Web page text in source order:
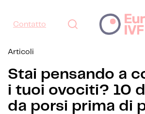
Contatto
Articoli
Stai pensando a
i tuoi ovociti? 10
da porsi prima di